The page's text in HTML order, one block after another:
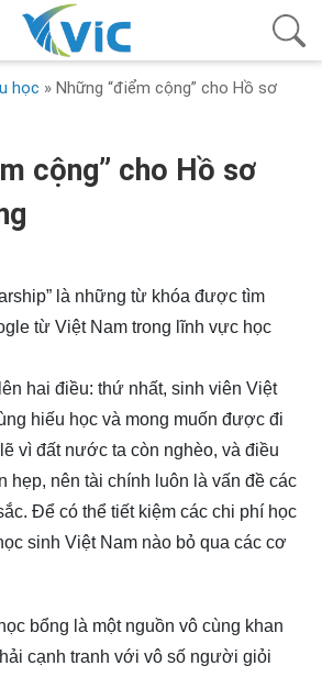
học » Những “điểm cộng” cho Hồ sơ
cộng” cho Hồ sơ
là những từ khóa được tìm
từ Việt Nam trong lĩnh vực học
hai điều: thứ nhất, sinh viên Việt
hiếu học và mong muốn được đi
vì đất nước ta còn nghèo, và điều
hẹp, nên tài chính luôn là vấn đề các
Để có thể tiết kiệm các chi phí học
sinh Việt Nam nào bỏ qua các cơ
bổng là một nguồn vô cùng khan
cạnh tranh với vô số người giỏi